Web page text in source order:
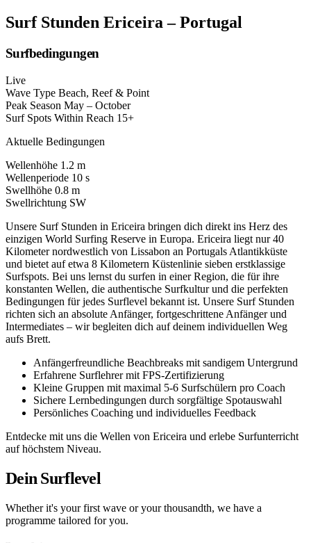
Surf Stunden Ericeira – Portugal
Surfbedingungen
Live
Wave Type Beach, Reef & Point
Peak Season May – October
Surf Spots Within Reach 15+
Aktuelle Bedingungen
Wellenhöhe 1.2 m
Wellenperiode 10 s
Swellhöhe 0.8 m
Swellrichtung SW
Unsere Surf Stunden in Ericeira bringen dich direkt ins Herz des
einzigen World Surfing Reserve in Europa. Ericeira liegt nur 40
Kilometer nordwestlich von Lissabon an Portugals Atlantikküste
und bietet auf etwa 8 Kilometern Küstenlinie sieben erstklassige
Surfspots. Bei uns lernst du surfen in einer Region, die für ihre
konstanten Wellen, die authentische Surfkultur und die perfekten
Bedingungen für jedes Surflevel bekannt ist. Unsere Surf Stunden
richten sich an absolute Anfänger, fortgeschrittene Anfänger und
Intermediates – wir begleiten dich auf deinem individuellen Weg
aufs Brett.
Anfängerfreundliche Beachbreaks mit sandigem Untergrund
Erfahrene Surflehrer mit FPS-Zertifizierung
Kleine Gruppen mit maximal 5-6 Surfschülern pro Coach
Sichere Lernbedingungen durch sorgfältige Spotauswahl
Persönliches Coaching und individuelles Feedback
Entdecke mit uns die Wellen von Ericeira und erlebe Surfunterricht
auf höchstem Niveau.
Dein Surflevel
Whether it's your first wave or your thousandth, we have a
programme tailored for you.